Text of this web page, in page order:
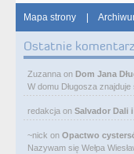
Mapa strony |
Ostatnie
Zuzanna on Dom Jana
W domu Długosza
redakcja on Salvador Dali
~nick on Opactwo
Nazywam się Wełpa